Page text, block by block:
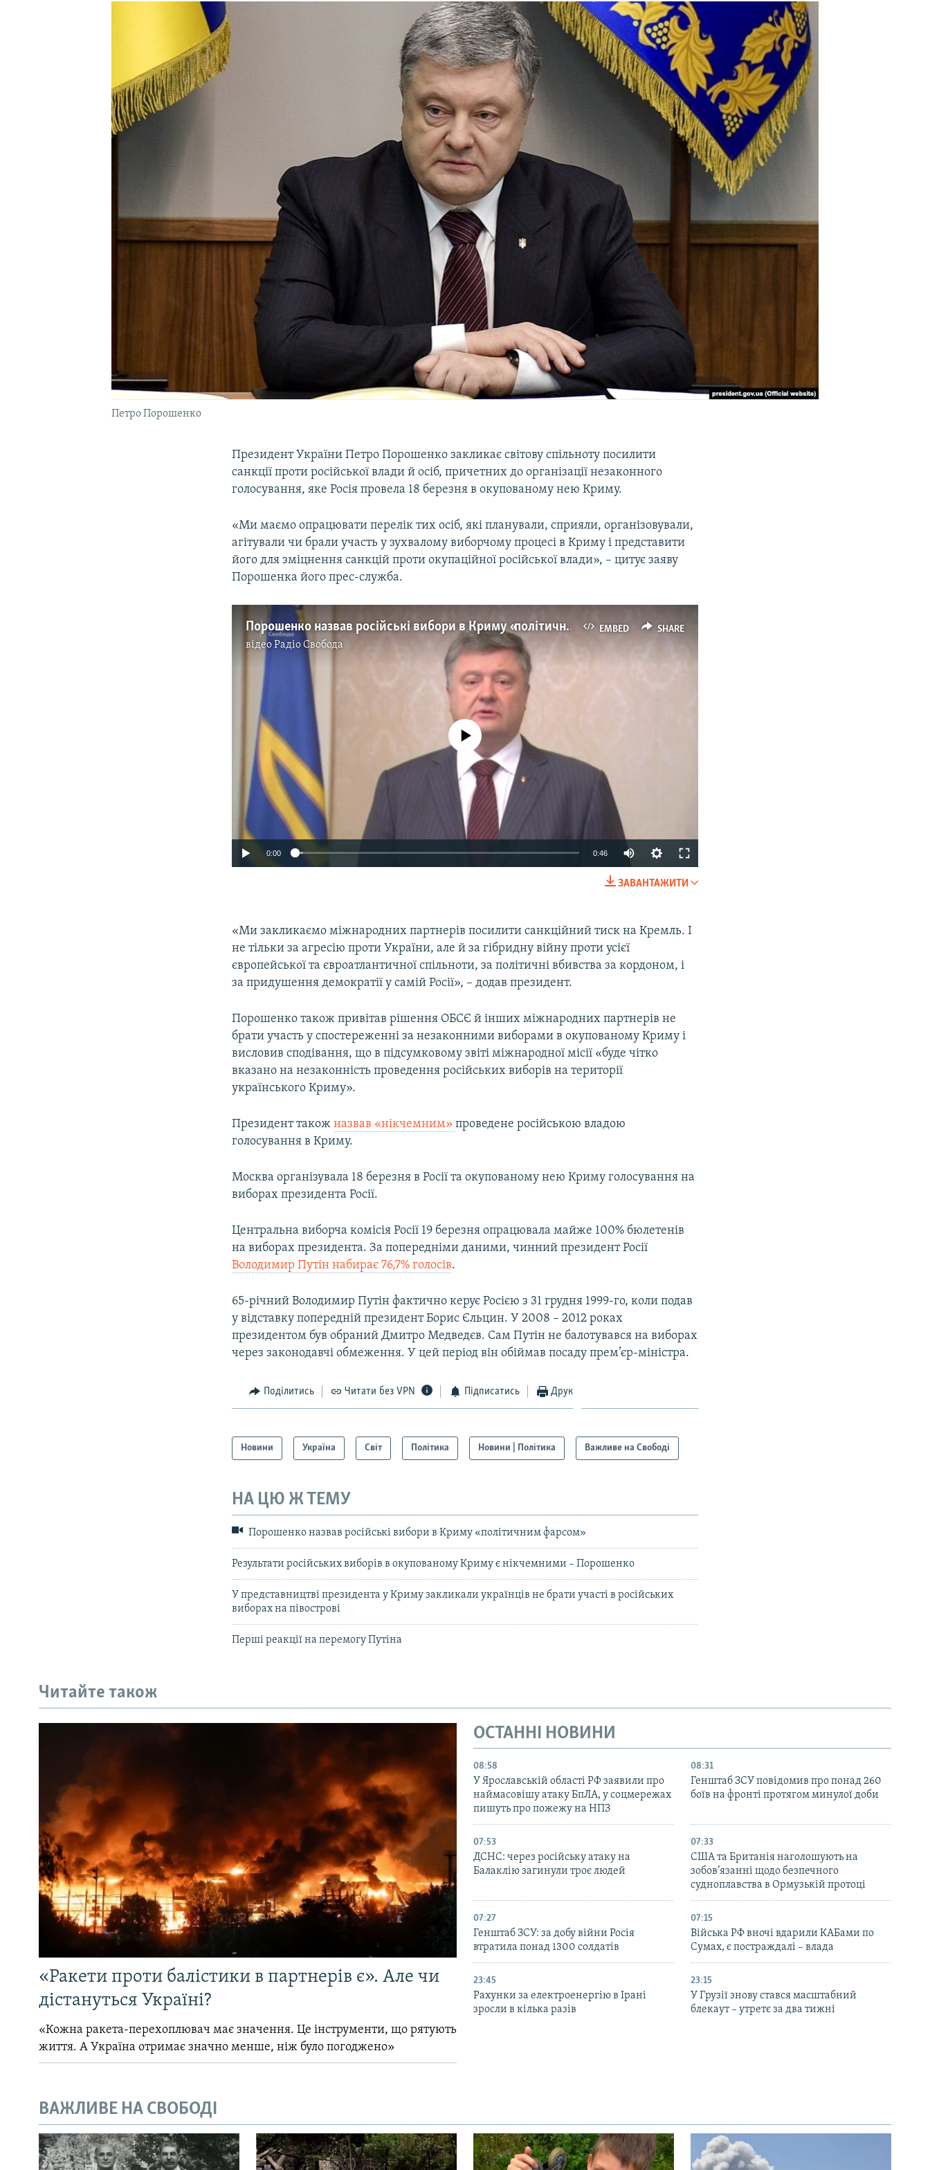
Петро Порошенко
Президент України Петро Порошенко закликає світову спільноту посилити
санкції проти російської влади й осіб, причетних до організації незаконного
голосування, яке Росія провела 18 березня в окупованому нею Криму.
«Ми маємо опрацювати перелік тих осіб, які планували, сприяли, організовували,
агітували чи брали участь у зухвалому виборчому процесі в Криму і представити
його для зміцнення санкцій проти окупаційної російської влади», – цитує заяву
Порошенка його прес-служба.
EMBED SHARE
Порошенко назвав російські вибори в Криму «політичним фарсом» (відео)
відеоРадіо Свобода
No media source currently available
0:00 0:46
ЗАВАНТАЖИТИ
«Ми закликаємо міжнародних партнерів посилити санкційний тиск на Кремль. І
не тільки за агресію проти України, але й за гібридну війну проти усієї
європейської та євроатлантичної спільноти, за політичні вбивства за кордоном, і
за придушення демократії у самій Росії», – додав президент.
Порошенко також привітав рішення ОБСЄ й інших міжнародних партнерів не
брати участь у спостереженні за незаконними виборами в окупованому Криму і
висловив сподівання, що в підсумковому звіті міжнародної місії «буде чітко
вказано на незаконність проведення російських виборів на території
українського Криму».
Президент такожназвав «нікчемним»проведене російською владою
голосування в Криму.
Москва організувала 18 березня в Росії та окупованому нею Криму голосування на
виборах президента Росії.
Центральна виборча комісія Росії 19 березня опрацювала майже 100% бюлетенів
на виборах президента. За попередніми даними, чинний президент Росії
Володимир Путін набирає 76,7% голосів.
65-річний Володимир Путін фактично керує Росією з 31 грудня 1999-го, коли подав
у відставку попередній президент Борис Єльцин. У 2008 – 2012 роках
президентом був обраний Дмитро Медведєв. Сам Путін не балотувався на виборах
через законодавчі обмеження. У цей період він обіймав посаду прем’єр-міністра.
Поділитись Читати без VPN Підписатись Друк
Новини Україна Світ Політика Новини | Політика Важливе на Свободі
НА ЦЮ Ж ТЕМУ
Порошенко назвав російські вибори в Криму «політичним фарсом»
Результати російських виборів в окупованому Криму є нікчемними – Порошенко
У представництві президента у Криму закликали українців не брати участі в російських
виборах на півострові
Перші реакції на перемогу Путіна
Читайте також
«Ракети проти балістики в партнерів є». Але чи
дістануться Україні?
«Кожна ракета-перехоплювач має значення. Це інструменти, що рятують
життя. А Україна отримає значно менше, ніж було погоджено»
ОСТАННІ НОВИНИ
08:58
У Ярославській області РФ заявили про
наймасовішу атаку БпЛА, у соцмережах
пишуть про пожежу на НПЗ
08:31
Генштаб ЗСУ повідомив про понад 260
боїв на фронті протягом минулої доби
07:53
ДСНС: через російську атаку на
Балаклію загинули троє людей
07:33
США та Британія наголошують на
зобов’язанні щодо безпечного
судноплавства в Ормузькій протоці
07:27
Генштаб ЗСУ: за добу війни Росія
втратила понад 1300 солдатів
07:15
Війська РФ вночі вдарили КАБами по
Сумах, є постраждалі – влада
23:45
Рахунки за електроенергію в Ірані
зросли в кілька разів
23:15
У Грузії знову стався масштабний
блекаут – утретє за два тижні
ВАЖЛИВЕ НА СВОБОДІ